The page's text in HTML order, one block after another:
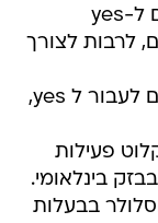
ימשיכו לייצג את עובדים אלה העוברים ל-yes
לרבות לצורך
• לעובדים הקבועים שלא יהיו מעוניינים לעבור ל yes,
פעילות
בינלאומי.
בבעלות